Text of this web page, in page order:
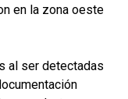
en la zona oeste
al ser detectadas